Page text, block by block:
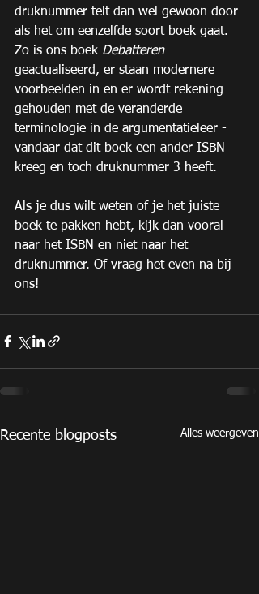
druknummer telt dan wel gewoon door
als het om eenzelfde soort boek gaat.
Zo is ons boek Debatteren
geactualiseerd, er staan modernere
voorbeelden in en er wordt rekening
gehouden met de veranderde
terminologie in de argumentatieleer -
vandaar dat dit boek een ander ISBN
kreeg en toch druknummer 3 heeft.
Als je dus wilt weten of je het juiste
boek te pakken hebt, kijk dan vooral
naar het ISBN en niet naar het
druknummer. Of vraag het even na bij
ons!
Recente blogposts Alles weergeven